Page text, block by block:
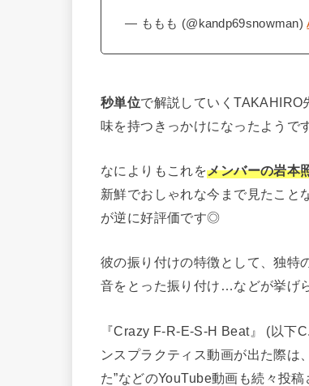
— ももも (@kandp69snowman)
秒単位で解説していく
味を持つきっかけになったようで
なによりもこれをメンバーの岩本
新鮮でおしゃれな今まで見たこと
が逆に好評価です◎
彼の振り付けの特徴として、独特
音をとった振り付け…などが挙げ
『Crazy F-R-E-S-H Beat』 (以下
ンスプラクティス動画が出た際は
た”などのYouTube動画も続々投